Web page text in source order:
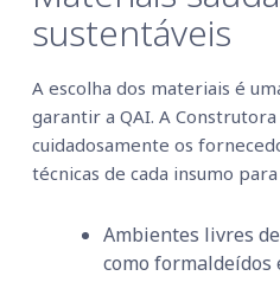
sustentáveis
A escolha dos materiais é
garantir a QAI. A
cuidadosamente os
técnicas de cada insumo
Ambientes livres
como formaldeídos